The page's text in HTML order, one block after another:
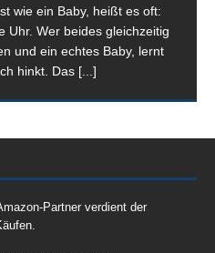
wie ein Baby, heißt es oft:
Uhr. Wer beides gleichzeitig
und ein echtes Baby, lernt
hinkt. Das [...]
Partner verdient der